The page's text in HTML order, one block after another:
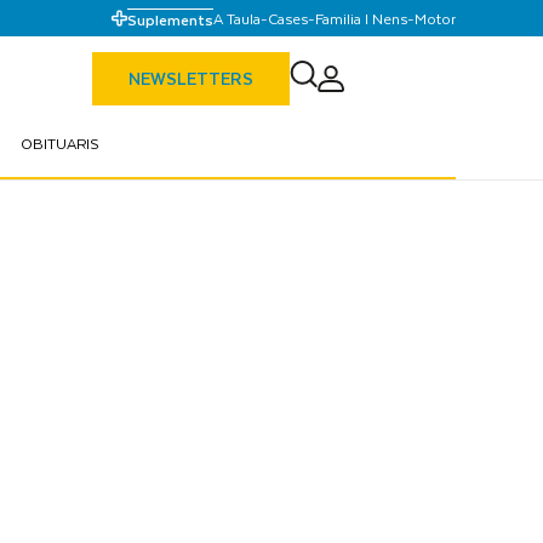
SuplementsA Taula-Cases-Familia I Nens-Motor
NEWSLETTERS
OBITUARIS